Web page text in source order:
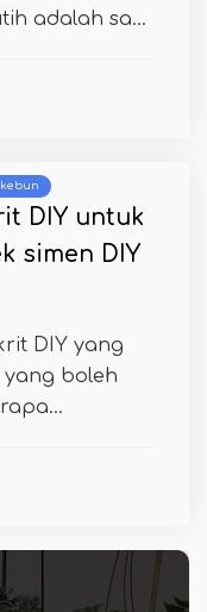
adalah sa...
DIY untuk
simen DIY
DIY yang
boleh